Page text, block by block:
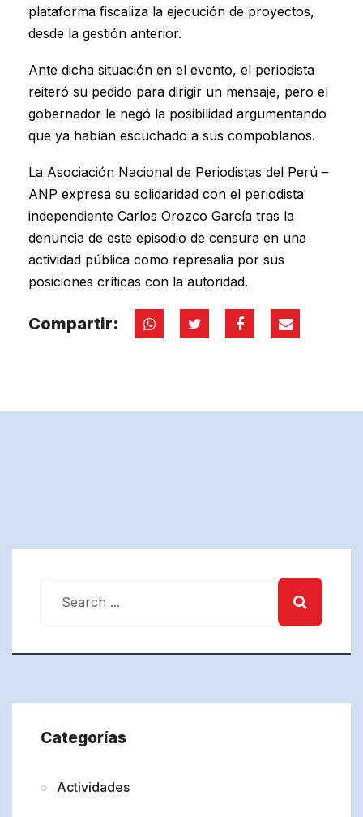
plataforma fiscaliza la ejecución de proyectos,
desde la gestión anterior.
Ante dicha situación en el evento, el periodista
reiteró su pedido para dirigir un mensaje, pero el
gobernador le negó la posibilidad argumentando
que ya habían escuchado a sus compoblanos.
La Asociación Nacional de Periodistas del Perú –
ANP expresa su solidaridad con el periodista
independiente Carlos Orozco García tras la
denuncia de este episodio de censura en una
actividad pública como represalia por sus
posiciones críticas con la autoridad.
Compartir:
Categorías
Actividades